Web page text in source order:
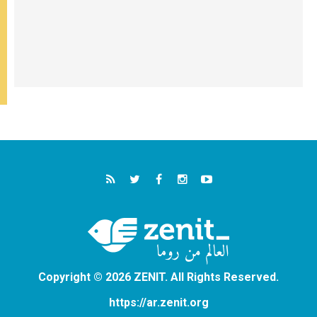
Copyright © 2026 ZENIT. All Rights Reserved.
https://ar.zenit.org